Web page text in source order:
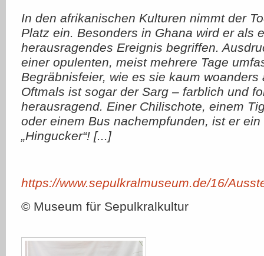
In den afrikanischen Kulturen nimmt der
Platz ein. Besonders in Ghana wird er als
herausragendes Ereignis begriffen.
einer opulenten, meist mehrere Tage
Begräbnisfeier, wie es sie kaum woanders
Oftmals ist sogar der Sarg – farblich und
herausragend. Einer Chilischote, einem
oder einem Bus nachempfunden, ist er ein
„Hingucker“! [...]
https://www.sepulkralmuseum.de/16/
© Museum für Sepulkralkultur